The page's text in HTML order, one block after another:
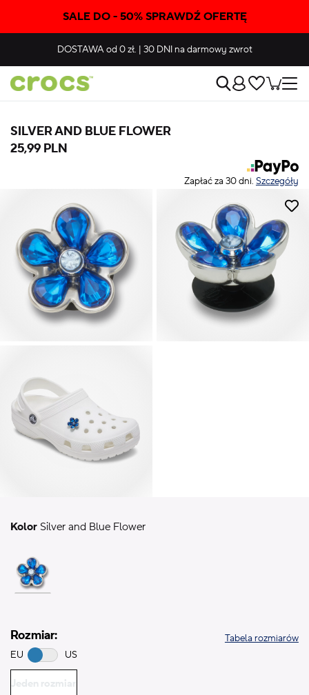
SALE DO - 50% SPRAWDŹ OFERTĘ
DOSTAWAod 0 zł. | 30 DNIna darmowy zwrot
SILVER AND BLUE FLOWER
25,99 PLN
Zapłać za 30 dni. Szczegóły
Kolor Silver and Blue Flower
Rozmiar:
EU US
Tabela rozmiarów
Jeden rozmiar